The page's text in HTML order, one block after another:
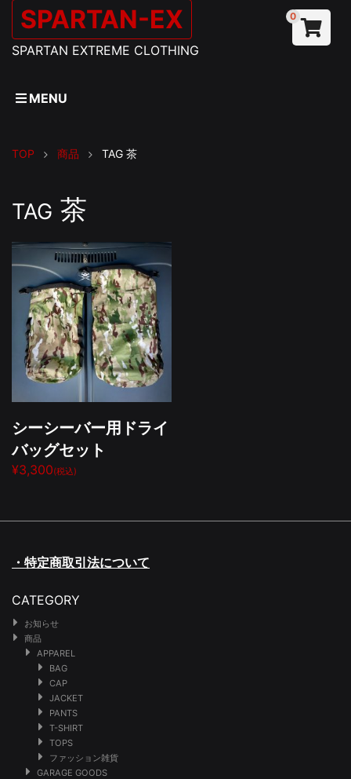
SPARTAN-EX
SPARTAN EXTREME CLOTHING
0
MENU
TOP 商品 TAG 茶
TAG 茶
シーシーバー用ドライ
バッグセット
¥3,300(税込)
・特定商取引法について
CATEGORY
お知らせ
商品
APPAREL
BAG
CAP
JACKET
PANTS
T-SHIRT
TOPS
ファッション雑貨
GARAGE GOODS